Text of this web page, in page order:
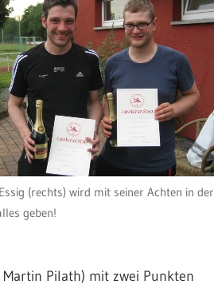
(rechts) wird mit seiner Achten in der
geben!
Pilath) mit zwei Punkten